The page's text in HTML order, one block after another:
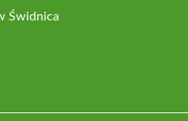
Świdnica